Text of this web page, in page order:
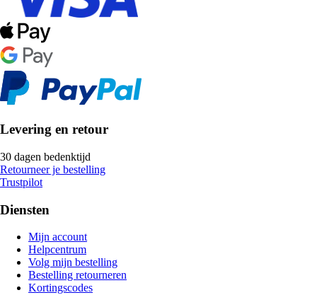
Levering en retour
30 dagen bedenktijd
Retourneer je bestelling
Trustpilot
Diensten
Mijn account
Helpcentrum
Volg mijn bestelling
Bestelling retourneren
Kortingscodes